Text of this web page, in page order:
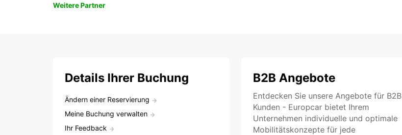
Weitere Partner
Details Ihrer Buchung
Ändern einer Reservierung
Meine Buchung verwalten
Ihr Feedback
B2B Angebote
Entdecken Sie unsere Angebote für B2B
Kunden - Europcar bietet Ihrem
Unternehmen individuelle und optimale
Mobilitätskonzepte für jede